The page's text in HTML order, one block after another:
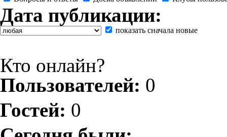
Дата публикации:
показать сначала новые
Кто онлайн?
Пользователей: 0
Гостей: 0